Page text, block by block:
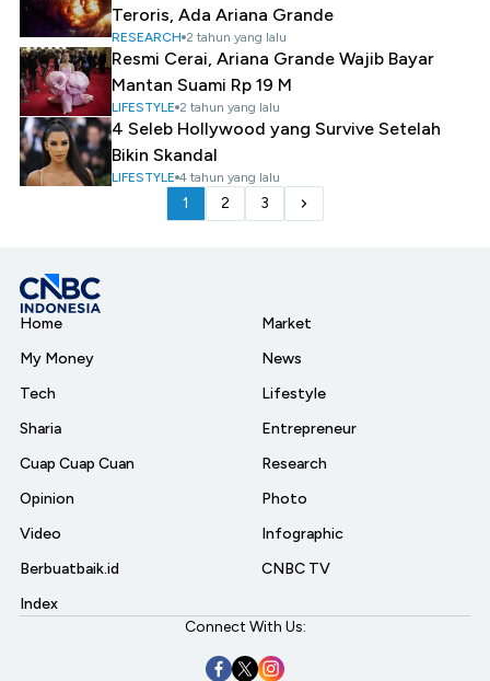
Teroris, Ada Ariana Grande
RESEARCH 2 tahun yang lalu
Resmi Cerai, Ariana Grande Wajib Bayar
Mantan Suami Rp 19 M
LIFESTYLE 2 tahun yang lalu
4 Seleb Hollywood yang Survive Setelah
Bikin Skandal
LIFESTYLE 4 tahun yang lalu
1 2 3
Home
My Money
Tech
Sharia
Cuap Cuap Cuan
Opinion
Video
Berbuatbaik.id
Index
Market
News
Lifestyle
Entrepreneur
Research
Photo
Infographic
CNBC TV
Connect With Us: